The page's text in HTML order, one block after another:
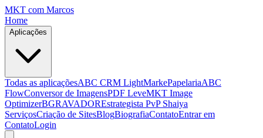
MKT com Marcos
Home
Aplicações
Todas as aplicaçõesABC CRM LightMarkePapelariaABC
FlowConversor de ImagensPDF LeveMKT Image
OptimizerBGRAVADOREstrategista PvP Shaiya
ServiçosCriação de SitesBlogBiografiaContatoEntrar em
ContatoLogin